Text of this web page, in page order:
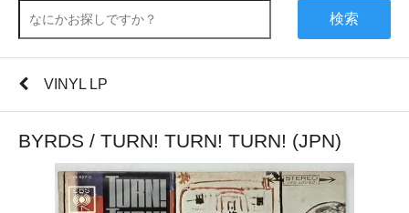
検索
VINYL LP
BYRDS / TURN! TURN! TURN! (JPN)